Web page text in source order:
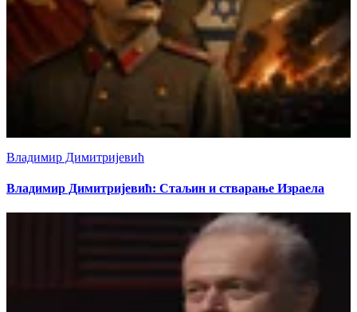
Владимир Димитријевић
Владимир Димитријевић: Стаљин и стварање Израела